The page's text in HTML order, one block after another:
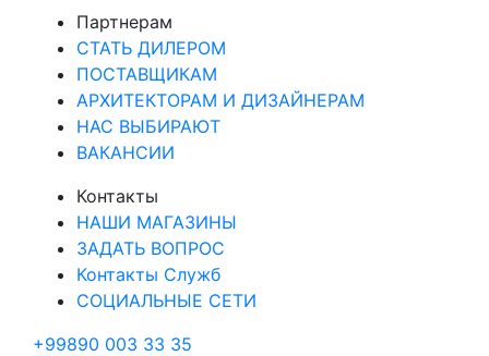
Партнерам
СТАТЬ ДИЛЕРОМ
ПОСТАВЩИКАМ
АРХИТЕКТОРАМ И ДИЗАЙНЕРАМ
НАС ВЫБИРАЮТ
ВАКАНСИИ
Контакты
НАШИ МАГАЗИНЫ
ЗАДАТЬ ВОПРОС
Контакты Служб
СОЦИАЛЬНЫЕ СЕТИ
+99890 003 33 35